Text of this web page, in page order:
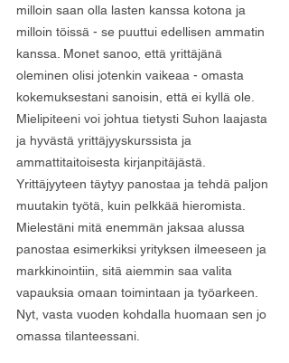
milloin saan olla lasten kanssa kotona ja
milloin töissä - se puuttui edellisen ammatin
kanssa. Monet sanoo, että yrittäjänä
oleminen olisi jotenkin vaikeaa - omasta
kokemuksestani sanoisin, että ei kyllä ole.
Mielipiteeni voi johtua tietysti Suhon laajasta
ja hyvästä yrittäjyyskurssista ja
ammattitaitoisesta kirjanpitäjästä.
Yrittäjyyteen täytyy panostaa ja tehdä paljon
muutakin työtä, kuin pelkkää hieromista.
Mielestäni mitä enemmän jaksaa alussa
panostaa esimerkiksi yrityksen ilmeeseen ja
markkinointiin, sitä aiemmin saa valita
vapauksia omaan toimintaan ja työarkeen.
Nyt, vasta vuoden kohdalla huomaan sen jo
omassa tilanteessani.